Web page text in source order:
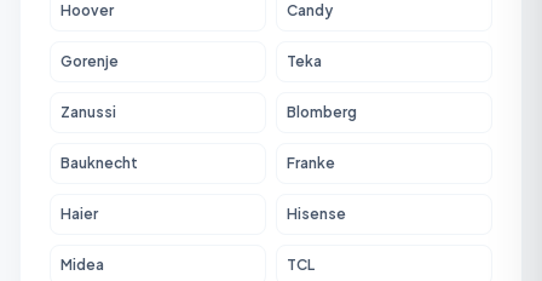
Hoover Candy
Gorenje Teka
Zanussi Blomberg
Bauknecht Franke
Haier Hisense
Midea TCL